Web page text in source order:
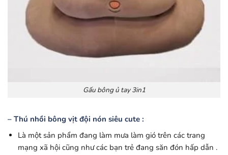
Gấu bông ủ tay 3in1
– Thú nhồi bông vịt đội nón siêu cute :
Là một sản phẩm đang làm mưa làm gió trên các trang
mạng xã hội cũng như các bạn trẻ đang săn đón hấp dẫn .